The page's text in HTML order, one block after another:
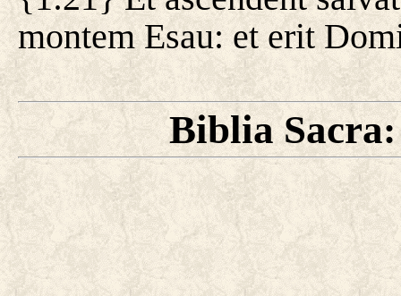
montem Esau: et erit
Biblia Sacra